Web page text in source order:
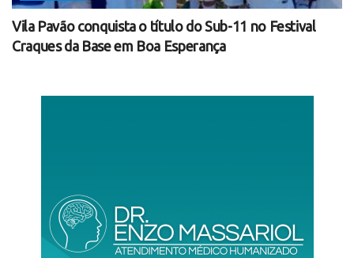
Vila Pavão conquista o título do Sub-11 no Festival
Craques da Base em Boa Esperança